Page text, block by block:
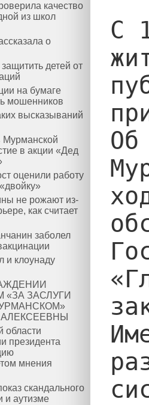
качество
из школ
о
детей от
на бумаге
мошенников
высказываний
Мурманской
в акции «Дед
оценили работу
не рожают из-
как считает
заболел
и клоунаду
ЗАСЛУГИ
президента
мнения
скандального
и аутизме
С
Об